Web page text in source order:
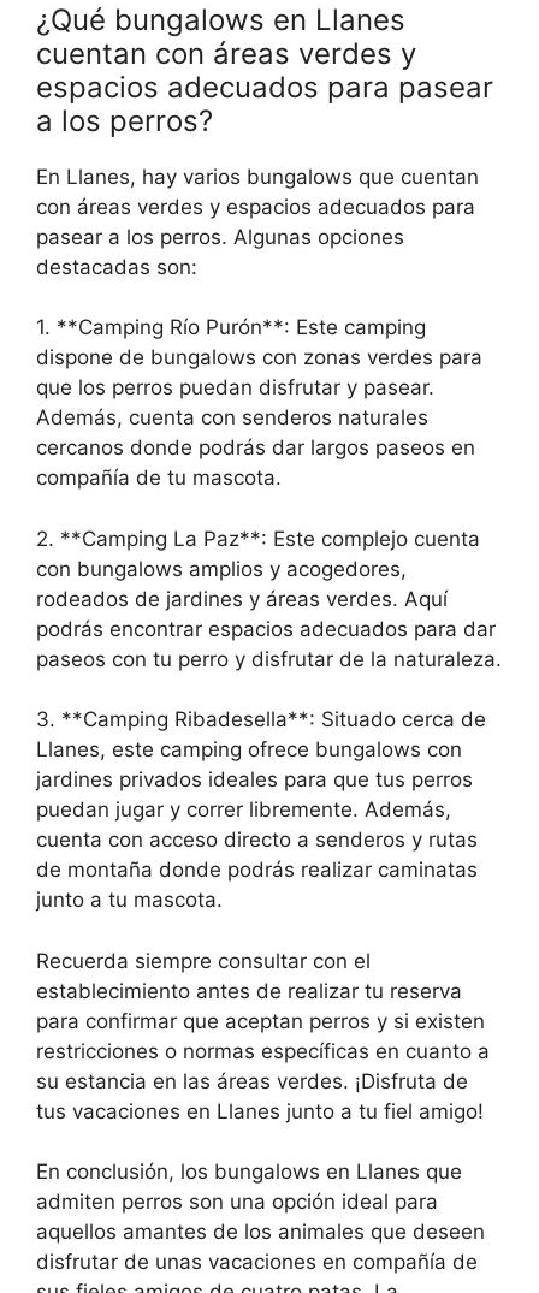
¿Qué bungalows en Llanes
cuentan con áreas verdes y
espacios adecuados para pasear
a los perros?
En Llanes, hay varios bungalows que cuentan
con áreas verdes y espacios adecuados para
pasear a los perros. Algunas opciones
destacadas son:
1. **Camping Río Purón**: Este camping
dispone de bungalows con zonas verdes para
que los perros puedan disfrutar y pasear.
Además, cuenta con senderos naturales
cercanos donde podrás dar largos paseos en
compañía de tu mascota.
2. **Camping La Paz**: Este complejo cuenta
con bungalows amplios y acogedores,
rodeados de jardines y áreas verdes. Aquí
podrás encontrar espacios adecuados para dar
paseos con tu perro y disfrutar de la naturaleza.
3. **Camping Ribadesella**: Situado cerca de
Llanes, este camping ofrece bungalows con
jardines privados ideales para que tus perros
puedan jugar y correr libremente. Además,
cuenta con acceso directo a senderos y rutas
de montaña donde podrás realizar caminatas
junto a tu mascota.
Recuerda siempre consultar con el
establecimiento antes de realizar tu reserva
para confirmar que aceptan perros y si existen
restricciones o normas específicas en cuanto a
su estancia en las áreas verdes. ¡Disfruta de
tus vacaciones en Llanes junto a tu fiel amigo!
En conclusión, los bungalows en Llanes que
admiten perros son una opción ideal para
aquellos amantes de los animales que deseen
disfrutar de unas vacaciones en compañía de